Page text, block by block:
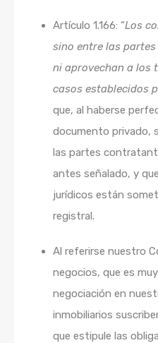
Artículo 1.166: “Los
sino entre las
ni aprovechan a los
casos establecidos
que, al haberse
documento privado,
las partes
antes señalado, y
jurídicos están
registral.
Al referirse nuestro
negocios, que es
negociación en
inmobiliarios
que estipule las